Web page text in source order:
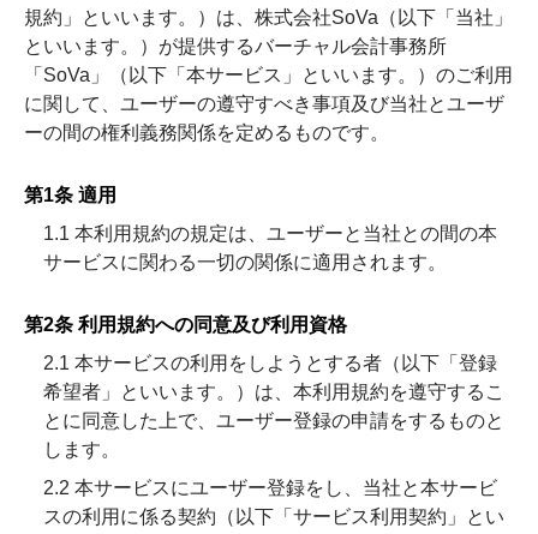
規約」といいます。）は、株式会社SoVa（以下「当社」
といいます。）が提供するバーチャル会計事務所
「SoVa」（以下「本サービス」といいます。）のご利用
に関して、ユーザーの遵守すべき事項及び当社とユーザ
ーの間の権利義務関係を定めるものです。
第1条 適用
1.1 本利用規約の規定は、ユーザーと当社との間の本
サービスに関わる一切の関係に適用されます。
第2条 利用規約への同意及び利用資格
2.1 本サービスの利用をしようとする者（以下「登録
希望者」といいます。）は、本利用規約を遵守するこ
とに同意した上で、ユーザー登録の申請をするものと
します。
2.2 本サービスにユーザー登録をし、当社と本サービ
スの利用に係る契約（以下「サービス利用契約」とい